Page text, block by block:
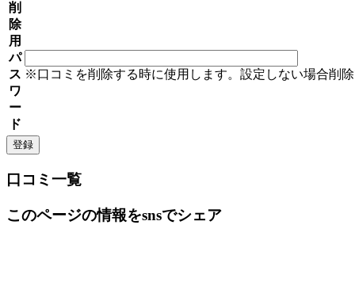
削
除
用
パ
ス
ワ
ー
ド
※口コミを削除する時に使用します。設定しない場合削
口コミ一覧
このページの情報をsnsでシェア